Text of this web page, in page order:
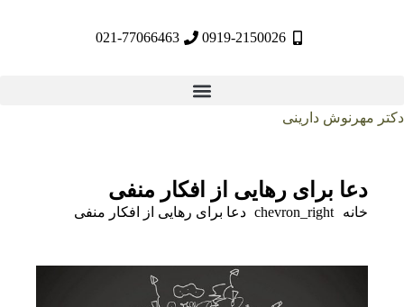
0919-2150026
021-77066463
دارینی
دعا برای رهایی از افکار منفی
chevron_right دعا برای رهایی از افکار منفی